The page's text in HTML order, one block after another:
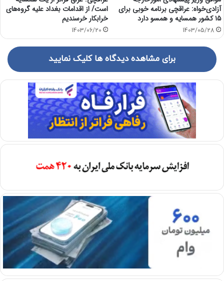
آزادی‌خواه: عراقچی برنامه خوبی برای
۱۵ کشور همسایه و همسو دارد
1403/05/28
است/ از اقدامات بغداد علیه گروه‌های
خرابکار خرسندیم
1403/06/20
برای مشاهده دیدگاه ها کلیک نمایید